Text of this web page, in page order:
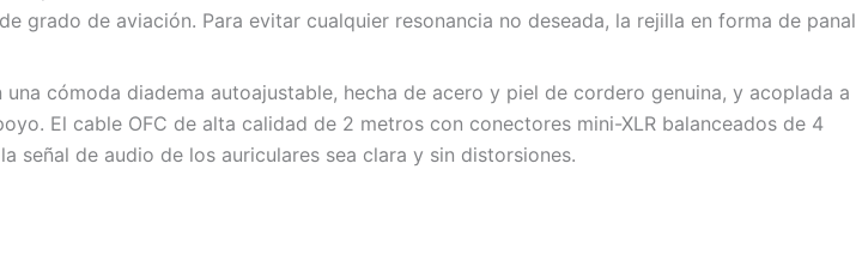
grado de aviación. Para evitar cualquier resonancia no deseada, la rejilla en forma de panal
cómoda diadema autoajustable, hecha de acero y piel de cordero genuina, y acoplada a
El cable OFC de alta calidad de 2 metros con conectores mini-XLR balanceados de 4
señal de audio de los auriculares sea clara y sin distorsiones.